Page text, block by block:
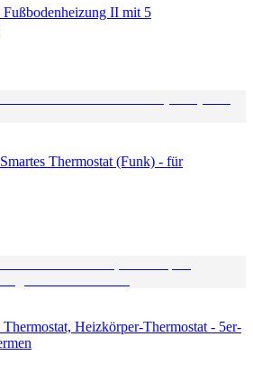
II mit 5
Thermostat (Funk) - für
Heizkörper-Thermostat - 5er-